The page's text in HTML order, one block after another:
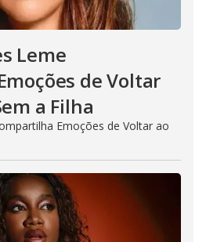
Leme
de Voltar
a Filha
Emoções de Voltar ao